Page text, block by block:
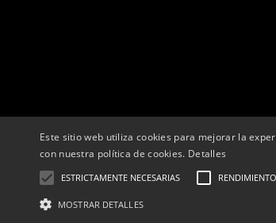
Este sitio web utiliza cookies para mejorar la
con nuestra política de cookies. Detalles
ESTRICTAMENTE NECESARIAS RENDIMIENTO
MOSTRAR DETALLES